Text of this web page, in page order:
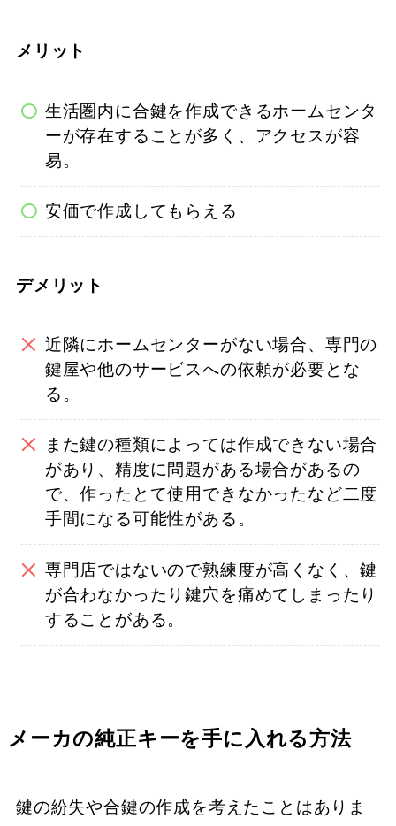
メリット
生活圏内に合鍵を作成できるホームセンタ
ーが存在することが多く、アクセスが容
易。
安価で作成してもらえる
デメリット
近隣にホームセンターがない場合、専門の
鍵屋や他のサービスへの依頼が必要とな
る。
また鍵の種類によっては作成できない場合
があり、精度に問題がある場合があるの
で、作ったとて使用できなかったなど二度
手間になる可能性がある。
専門店ではないので熟練度が高くなく、鍵
が合わなかったり鍵穴を痛めてしまったり
することがある。
メーカの純正キーを手に入れる方法
鍵の紛失や合鍵の作成を考えたことはありま